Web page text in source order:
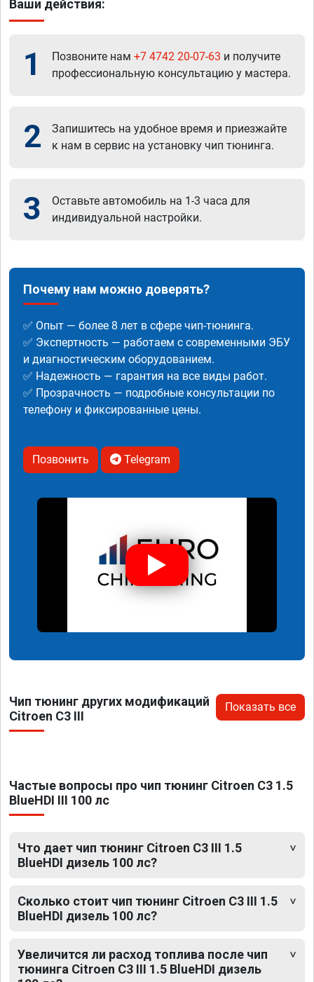
Ваши действия:
1 Позвоните нам +7 4742 20-07-63 и получите
профессиональную консультацию у мастера.
2
Запишитесь на удобное время и приезжайте
к нам в сервис на установку чип тюнинга.
3
Оставьте автомобиль на 1-3 часа для
индивидуальной настройки.
Почему нам можно доверять?
✅ Опыт — более 8 лет в сфере чип-тюнинга.
✅ Экспертность — работаем с современными ЭБУ
и диагностическим оборудованием.
✅ Надежность — гарантия на все виды работ.
✅ Прозрачность — подробные консультации по
телефону и фиксированные цены.
Позвонить Telegram
Чип тюнинг других модификаций
Citroen C3 III
Показать все
Частые вопросы про чип тюнинг Citroen C3 1.5
BlueHDI III 100 лс
Что дает чип тюнинг Citroen C3 III 1.5
BlueHDI дизель 100 лс?
Сколько стоит чип тюнинг Citroen C3 III 1.5
BlueHDI дизель 100 лс?
Увеличится ли расход топлива после чип
тюнинга Citroen C3 III 1.5 BlueHDI дизель